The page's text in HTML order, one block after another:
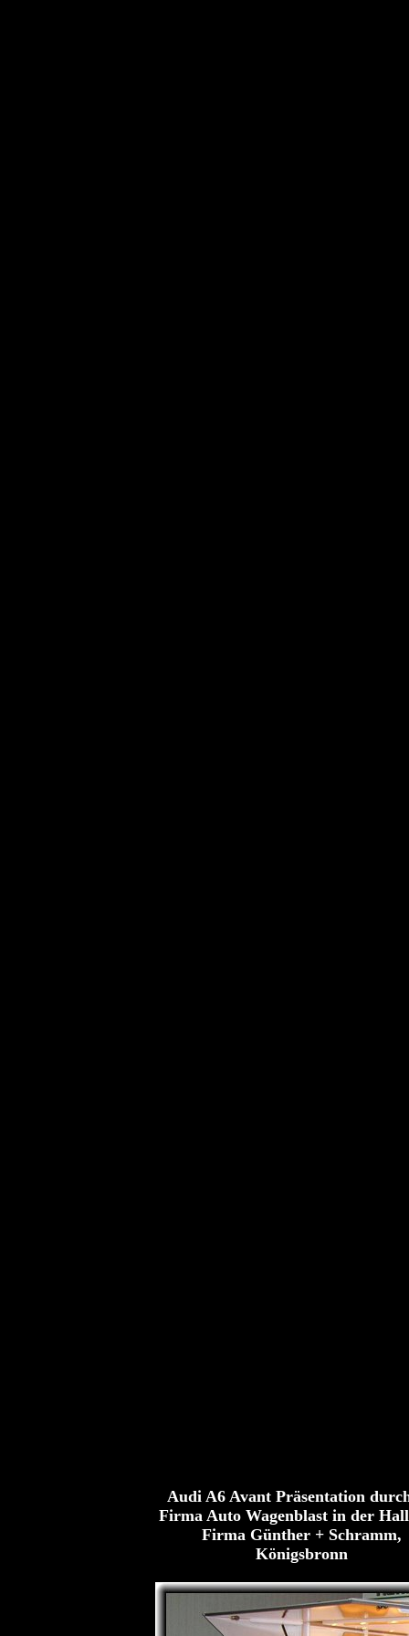
Audi A6 Avant Präsentation
Firma Auto Wagenblast in der
Firma Günther + Schramm,
Königsbronn